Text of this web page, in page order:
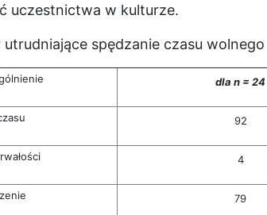
uczestnictwa w kulturze.
spędzanie czasu
dla n = 24
92
4
79